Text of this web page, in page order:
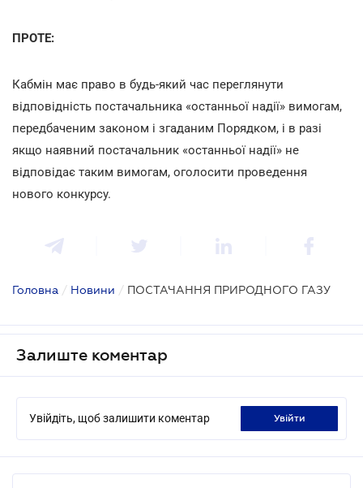
ПРОТЕ:
Кабмін має право в будь-який час переглянути
відповідність постачальника «останньої надії» вимогам,
передбаченим законом і згаданим Порядком, і в разі
якщо наявний постачальник «останньої надії» не
відповідає таким вимогам, оголосити проведення
нового конкурсу.
Головна / Новини / ПОСТАЧАННЯ ПРИРОДНОГО ГАЗУ
Залиште коментар
Увійдіть, щоб залишити коментар увійти